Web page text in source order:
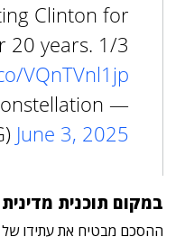
Clinton for
20 years. 1/3
VQnTVnl1jp
June 3, 2025
במקום תוכנית